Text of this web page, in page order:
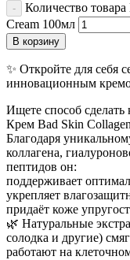
Количество
Cream 100мл
В корзину
✨ Откройте для себя
инновационным
Ищете способ сделать
Крем Bad Skin
Благодаря
коллагена,
пептидов он:
поддерживает
укрепляет
придаёт коже
🌿 Натуральные
солодка и другие)
работают на